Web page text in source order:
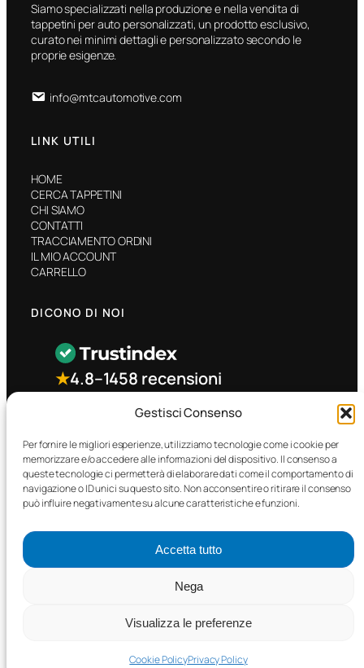
Gestisci Consenso
Per fornire le migliori esperienze, utilizziamo tecnologie come i cookie per
memorizzare e/o accedere alle informazioni del dispositivo. Il consenso a
queste tecnologie ci permetterà di elaborare dati come il comportamento di
navigazione o ID unici su questo sito. Non acconsentire o ritirare il consenso
può influire negativamente su alcune caratteristiche e funzioni.
Accetta tutto
Nega
Visualizza le preferenze
Cookie PolicyPrivacy Policy
Siamo specializzati nella produzione e nella vendita di
tappetini per auto personalizzati, un prodotto esclusivo,
curato nei minimi dettagli e personalizzato secondo le
proprie esigenze.
info@mtcautomotive.com
LINK UTILI
HOME
CERCA TAPPETINI
CHI SIAMO
CONTATTI
TRACCIAMENTO ORDINI
IL MIO ACCOUNT
CARRELLO
DICONO DI NOI
★4.8–1458 recensioni
CONTATTO RAPIDO
Facebook
©2025 MTC Automotive s.r.l. . Tutti i diritti riservati. – P.I.